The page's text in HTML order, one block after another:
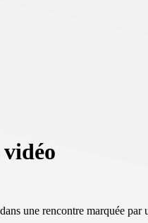
une rencontre marquée